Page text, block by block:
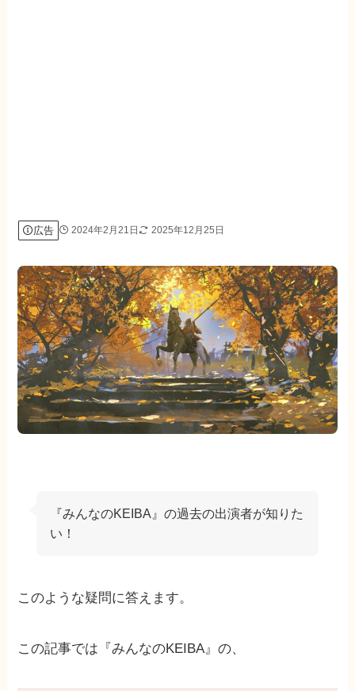
広告 2024年2月21日 2025年12月25日
『みんなのKEIBA』の過去の出演者が知りた
い！
このような疑問に答えます。
この記事では『みんなのKEIBA』の、